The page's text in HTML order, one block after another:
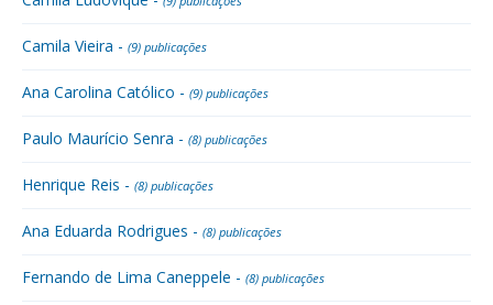
Camila Vieira - (9) publicações
Ana Carolina Católico - (9) publicações
Paulo Maurício Senra - (8) publicações
Henrique Reis - (8) publicações
Ana Eduarda Rodrigues - (8) publicações
Fernando de Lima Caneppele - (8) publicações